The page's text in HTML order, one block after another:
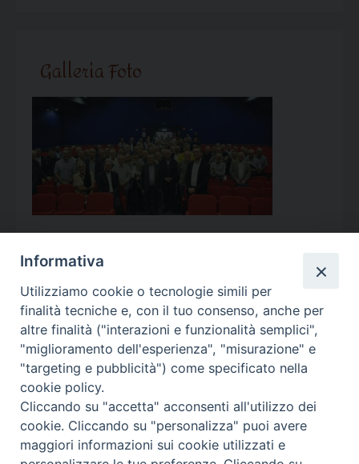
Galleria Foto
Calendario Appuntamenti
<< Ago 2026 >>
l m m g v s
d
27
28
3
4 5 6 7 8
9
10
11 12 13 14 15
Informativa
Utilizziamo cookie o tecnologie simili per
finalità tecniche e, con il tuo consenso, anche per
altre finalità ("interazioni e funzionalità semplici",
"miglioramento dell'esperienza", "misurazione" e
"targeting e pubblicità") come specificato nella
cookie policy.
Cliccando su "accetta" acconsenti all'utilizzo dei
cookie. Cliccando su "personalizza" puoi avere
maggiori informazioni sui cookie utilizzati e